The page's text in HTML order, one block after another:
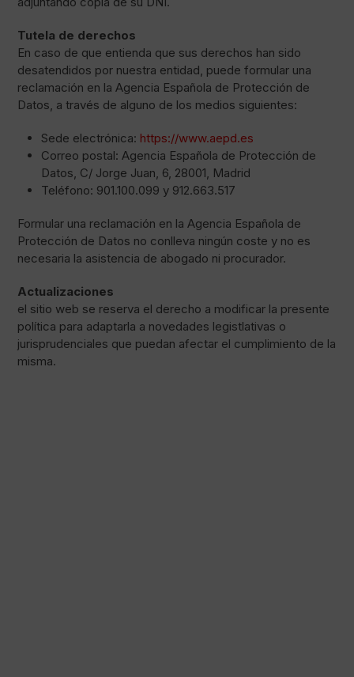
Tutela de derechos
En caso de que entienda que sus derechos han sido
desatendidos por nuestra entidad, puede formular una
reclamación en la Agencia Española de Protección de
Datos, a través de alguno de los medios siguientes:
Sede electrónica: https://www.aepd.es
Correo postal: Agencia Española de Protección de
Datos, C/ Jorge Juan, 6, 28001, Madrid
Teléfono: 901.100.099 y 912.663.517
Formular una reclamación en la Agencia Española de
Protección de Datos no conlleva ningún coste y no es
necesaria la asistencia de abogado ni procurador.
Actualizaciones
el sitio web se reserva el derecho a modificar la presente
política para adaptarla a novedades legistlativas o
jurisprudenciales que puedan afectar el cumplimiento de la
misma.